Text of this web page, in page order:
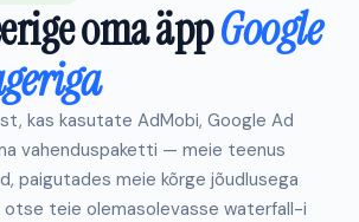
oma äppGoogle
kas kasutate AdMobi, Google Ad
vahenduspaketti — meie teenus
paigutades meie kõrge jõudlusega
otse teie olemasolevasse waterfall-i